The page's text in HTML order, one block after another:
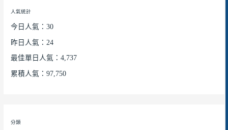
人氣統計
今日人氣：30
昨日人氣：24
最佳單日人氣：4,737
累積人氣：97,750
分類